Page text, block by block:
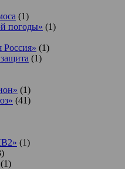
(1)
погоды» (1)
Россия» (1)
(1)
(1)
(41)
(1)
(1)